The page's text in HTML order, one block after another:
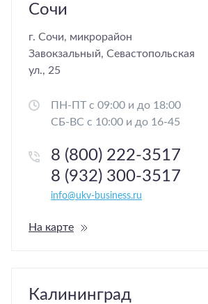
Сочи
г. Сочи, микрорайон
Завокзальный, Севастопольская
ул., 25
На карте
ПН-ПТ с 09:00 и до 18:00
СБ-ВС с 10:00 и до 16-45
8 (800) 222-3517
8 (932) 300-3517
info@ukv-business.ru
Калининград